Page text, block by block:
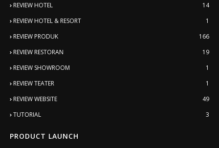
REVIEW HOTEL
14
REVIEW HOTEL & RESORT
1
REVIEW PRODUK
166
REVIEW RESTORAN
19
REVIEW SHOWROOM
1
REVIEW TEATER
1
REVIEW WEBSITE
49
TUTORIAL
3
PRODUCT LAUNCH